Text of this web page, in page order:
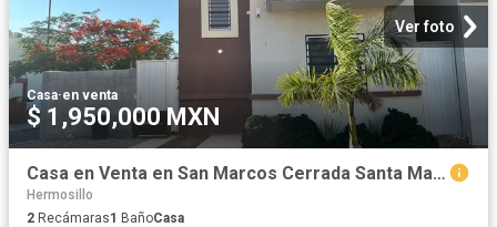
Ver foto
Casa·en venta
$ 1,950,000 MXN
Casa en Venta en San Marcos Cerrada Santa Martha
Hermosillo
2 Recámaras1 BañoCasa